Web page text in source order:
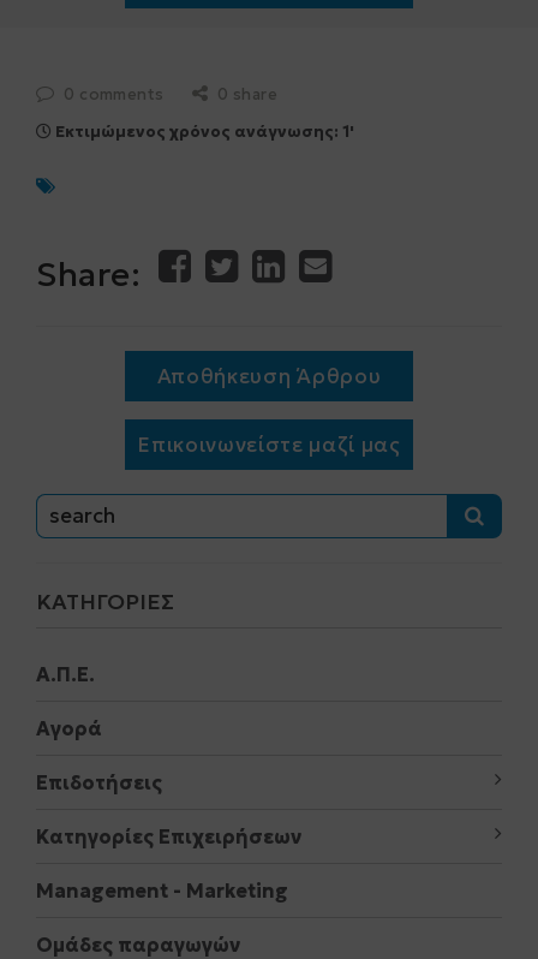
0 comments
0 share
Εκτιμώμενος χρόνος ανάγνωσης: 1'
Share:
Αποθήκευση Άρθρου
Επικοινωνείστε μαζί μας
ΚΑΤΗΓΟΡΊΕΣ
Α.Π.Ε.
Αγορά
Επιδοτήσεις
Κατηγορίες Επιχειρήσεων
Μanagement - Marketing
Ομάδες παραγωγών